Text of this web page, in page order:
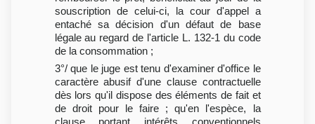
souscription de celui-ci, la cour d'appel a
entaché sa décision d'un défaut de base
légale au regard de l'article L. 132-1 du code
de la consommation ;
3°/ que le juge est tenu d'examiner d'office le
caractère abusif d'une clause contractuelle
dès lors qu'il dispose des éléments de fait et
de droit pour le faire ; qu'en l'espèce, la